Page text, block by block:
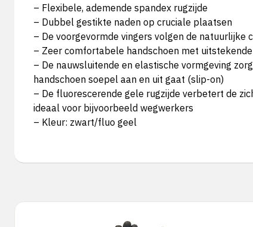
– Flexibele, ademende spandex rugzijde
– Dubbel gestikte naden op cruciale plaatsen
– De voorgevormde vingers volgen de natuurlijke
– Zeer comfortabele handschoen met
– De nauwsluitende en elastische vormgeving
handschoen soepel aan en uit gaat (slip-on)
– De fluorescerende gele rugzijde verbetert de
ideaal voor bijvoorbeeld wegwerkers
– Kleur: zwart/fluo geel